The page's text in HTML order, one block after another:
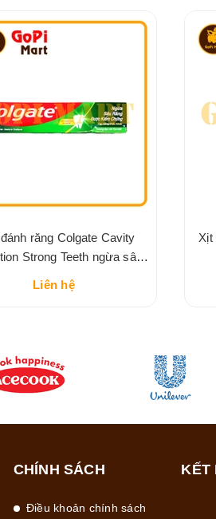
răng Colgate Cavity
Strong Teeth ngừa sâu
Liên hệ
Xịt
CHÍNH SÁCH
Điều khoản chính sách
KẾT